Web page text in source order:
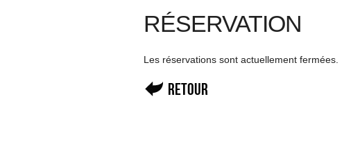
RÉSERVATION
Les réservations sont actuellement fermées.
Retour